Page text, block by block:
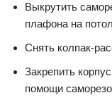
Выкрутить
плафона на
Снять колпак-
Закрепить
помощи